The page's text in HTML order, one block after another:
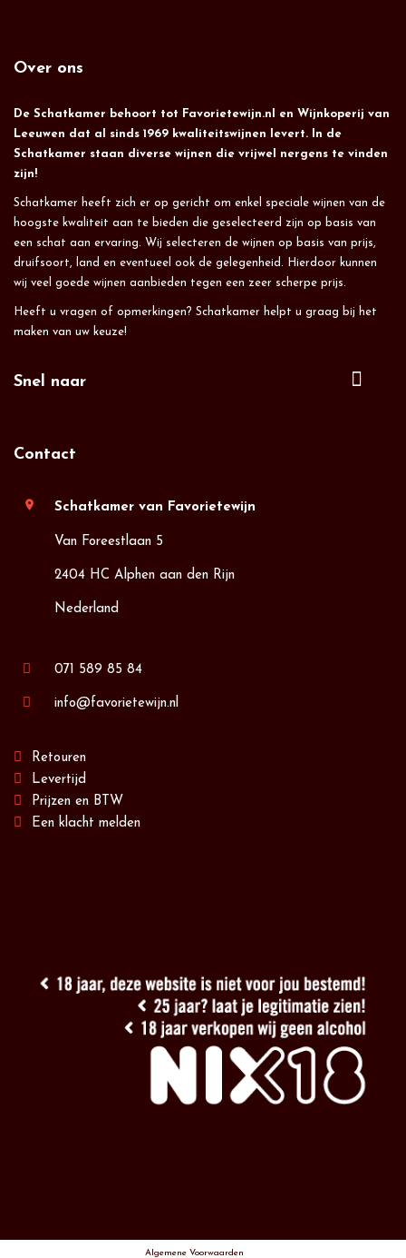
Over ons
De Schatkamer behoort tot Favorietewijn.nl en Wijnkoperij van
Leeuwen dat al sinds 1969 kwaliteitswijnen levert. In de
Schatkamer staan diverse wijnen die vrijwel nergens te vinden
zijn!
Schatkamer heeft zich er op gericht om enkel speciale wijnen van de
hoogste kwaliteit aan te bieden die geselecteerd zijn op basis van
een schat aan ervaring. Wij selecteren de wijnen op basis van prijs,
druifsoort, land en eventueel ook de gelegenheid. Hierdoor kunnen
wij veel goede wijnen aanbieden tegen een zeer scherpe prijs.
Heeft u vragen of opmerkingen? Schatkamer helpt u graag bij het
maken van uw keuze!
Snel naar
Contact
location_on Schatkamer van Favorietewijn
Van Foreestlaan 5
2404 HC Alphen aan den Rijn
Nederland
071 589 85 84
info@favorietewijn.nl
Retouren
Levertijd
Prijzen en BTW
Een klacht melden
Algemene Voorwaarden